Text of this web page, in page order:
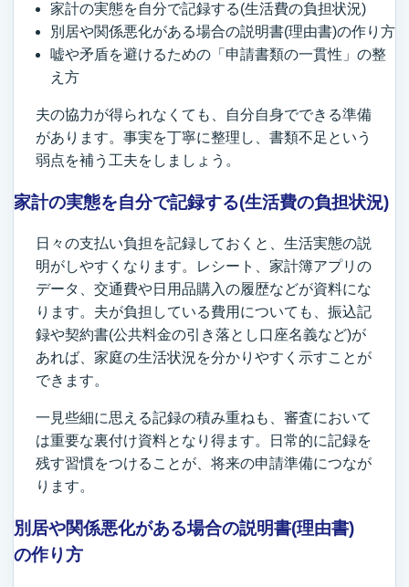
家計の実態を自分で記録する(生活費の負担状況)
別居や関係悪化がある場合の説明書(理由書)の作り方
嘘や矛盾を避けるための「申請書類の一貫性」の整
え方
夫の協力が得られなくても、自分自身でできる準備
があります。事実を丁寧に整理し、書類不足という
弱点を補う工夫をしましょう。
家計の実態を自分で記録する(生活費の負担状況)
日々の支払い負担を記録しておくと、生活実態の説
明がしやすくなります。レシート、家計簿アプリの
データ、交通費や日用品購入の履歴などが資料にな
ります。夫が負担している費用についても、振込記
録や契約書(公共料金の引き落とし口座名義など)が
あれば、家庭の生活状況を分かりやすく示すことが
できます。
一見些細に思える記録の積み重ねも、審査において
は重要な裏付け資料となり得ます。日常的に記録を
残す習慣をつけることが、将来の申請準備につなが
ります。
別居や関係悪化がある場合の説明書(理由書)
の作り方